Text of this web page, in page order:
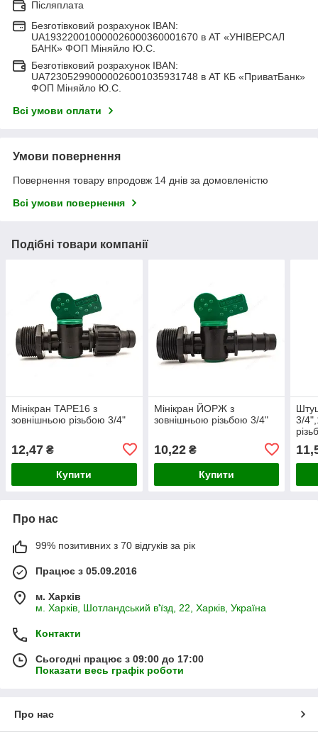
Післяплата
Безготівковий розрахунок IBAN:
UA193220010000026000360001670 в АТ «УНІВЕРСАЛ
БАНК» ФОП Міняйло Ю.С.
Безготівковий розрахунок IBAN:
UA723052990000026001035931748 в АТ КБ «ПриватБанк»
ФОП Міняйло Ю.С.
Всі умови оплати
Умови повернення
Повернення товару впродовж 14 днів за домовленістю
Всі умови повернення
Подібні товари компанії
Мінікран TAPE16 з
зовнішньою різьбою 3/4"
12,47 ₴
Купити
Мінікран ЙОРЖ з
зовнішньою різьбою 3/4"
10,22₴
Купити
3/
Про нас
99% позитивних з 70 відгуків за рік
Працює з 05.09.2016
м. Харків
м. Харків, Шотландський в'їзд, 22, Харків, Україна
Контакти
Сьогодні працює з 09:00 до 17:00
Показати весь графік роботи
Про нас